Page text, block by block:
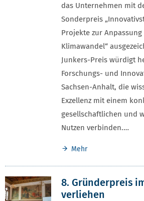
das Unternehmen mit
Sonderpreis
Projekte zur Anpassung
Klimawandel“
Junkers-Preis würdigt
Forschungs- und
Sachsen-Anhalt, die
Exzellenz mit einem
gesellschaftlichen und
Nutzen verbinden.…
Mehr
8. Gründerpreis
verliehen